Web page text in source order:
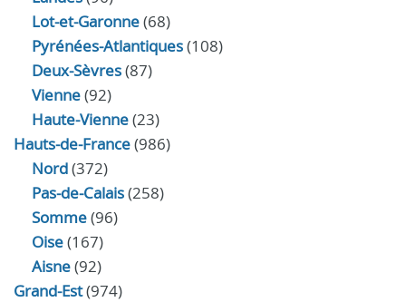
Lot-et-Garonne(68)
Pyrénées-Atlantiques(108)
Deux-Sèvres(87)
Vienne(92)
Haute-Vienne(23)
Hauts-de-France(986)
Nord(372)
Pas-de-Calais(258)
Somme(96)
Oise(167)
Aisne(92)
Grand-Est(974)